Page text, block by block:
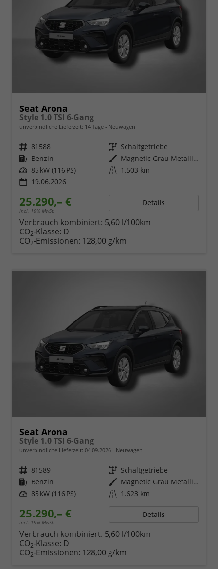
Seat Arona
Style 1.0 TSI 6-Gang
unverbindliche Lieferzeit: 14 Tage Neuwagen
Fahrzeugnr. 81588 Getriebe Schaltgetriebe
Kraftstoff Benzin Außenfarbe
Magnetic Grau Metallic / Dach in Midnight Schwarz Metallic
Leistung 85 kW (116 PS) Kilometerstand 1.503 km
19.06.2026
25.290,– €
incl. 19% MwSt.
Details
Verbrauch kombiniert: 5,60 l/100km
CO2-Klasse: D
CO2-Emissionen: 128,00 g/km
Seat Arona
Style 1.0 TSI 6-Gang
unverbindliche Lieferzeit: 04.09.2026 Neuwagen
Fahrzeugnr. 81589 Getriebe Schaltgetriebe
Kraftstoff Benzin Außenfarbe
Magnetic Grau Metallic / Dach in Midnight Schwarz Metallic
Leistung 85 kW (116 PS) Kilometerstand 1.623 km
25.290,– €
incl. 19% MwSt.
Details
Verbrauch kombiniert: 5,60 l/100km
CO2-Klasse: D
CO2-Emissionen: 128,00 g/km